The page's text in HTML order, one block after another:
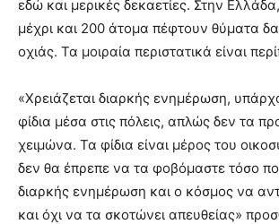
εδώ και μερικές δεκαετίες. Στην
μέχρι και 200 άτομα πέφτουν θύματα
οχιάς. Τα μοιραία περιστατικά είναι
«Χρειάζεται διαρκής ενημέρωση,
φίδια μέσα στις πόλεις, απλώς δεν τα
χειμώνα. Τα φίδια είναι μέρος του
δεν θα έπρεπε να τα φοβόμαστε τόσο
διαρκής ενημέρωση και ο κόσμος να
και όχι να τα σκοτώνει απευθείας»